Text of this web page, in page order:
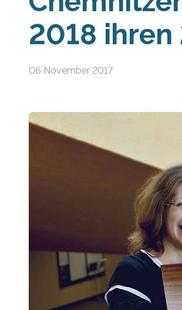
2018
06 November 2017